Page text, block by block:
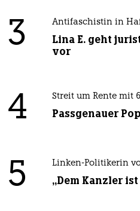
3 Antifaschistin in
Lina E. geht
vor
4 Streit um Rente mit
Passgenauer
5 Linken-Politikerin
„Dem Kanzler